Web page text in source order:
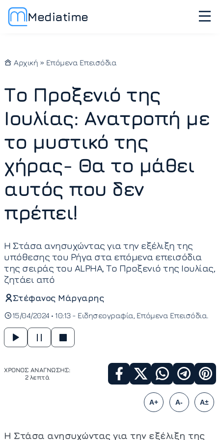
Mediatime
Αρχική » Επόμενα Επεισόδια
Το Προξενιό της
Ιουλίας: Ανατροπή με
το μυστικό της
χήρας- Θα το μάθει
αυτός που δεν
πρέπει!
Η Στάσα ανησυχώντας για την εξέλιξη της
υπόθεσης του Ρήγα στα επόμενα επεισόδια
της σειράς του ALPHA, Το Προξενιό της Ιουλίας,
ζητάει από
Στέφανος Μάργαρης
15/04/2024 • 10:13 - Ειδησεογραφία Επόμενα Επεισόδια
ΧΡΟΝΟΣ ΑΝΑΓΝΩΣΗΣ:
2 λεπτά
A+ A- A±
Η Στάσα ανησυχώντας για την εξέλιξη της